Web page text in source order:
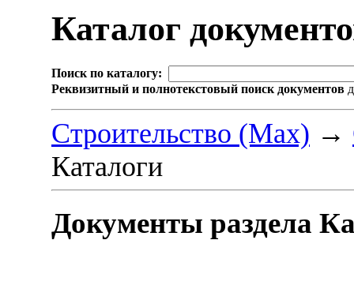
Каталог
Поиск по каталогу:
Реквизитный и полнотекстовый поиск документов
Строительство (Max) →
Каталоги
Документы раздела